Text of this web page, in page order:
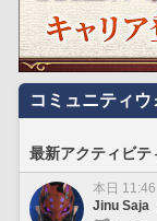
コミュニティウ
最新アクティビテ
本日 11:46
Jinu Saja